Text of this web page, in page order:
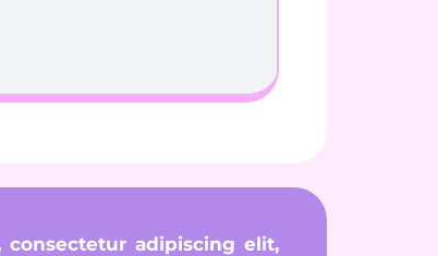
adipiscing elit,